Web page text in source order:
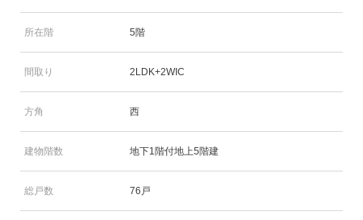
所在階 5階
間取り 2LDK+2WIC
方角 西
建物階数 地下1階付地上5階建
総戸数 76戸